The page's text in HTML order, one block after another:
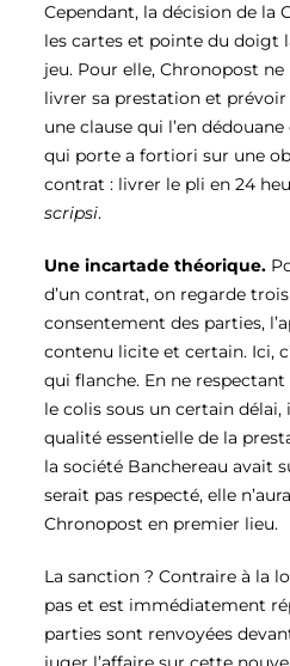
Cependant, la décision de la
les cartes et pointe du doigt
jeu. Pour elle, Chronopost ne
livrer sa prestation et
une clause qui l’en dédouane
qui porte a fortiori sur une
contrat : livrer le pli en 24
scripsi.
Une incartade théorique.
d’un contrat, on regarde
consentement des parties,
contenu licite et certain. Ici,
qui flanche. En ne
le colis sous un certain délai,
qualité essentielle de la
la société Banchereau avait
serait pas respecté, elle
Chronopost en premier lieu.
La sanction ? Contraire à la
pas et est immédiatement
parties sont renvoyées